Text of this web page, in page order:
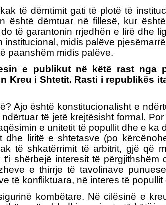
të dëmtimit gati të plotë të
është dëmtuar në fillesë, kur
të garantonin rrjedhën e lirë dhe
midis palëve
paanshëm midis palëve.
e publikut në këtë rast nga
Kreu i Shtetit. Rasti i republikës
Ajo është konstitucionalisht e
të jetë krejtësisht formal.
e unitetit të popullit dhe e
liritë e shtetasve (po
të shkatërrimit të arbitrit, gjë që
shërbejë interesit të
e thirrje të tavolinave
të konfliktuara, në interes të
kombëtare. Në cilësinë e